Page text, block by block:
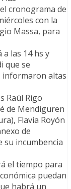
cronograma de
con la
Massa, para
las 14 hs y
que se
informaron altas
Raúl Rigo
de Mendiguren
Flavia Royón
de
su incumbencia
el tiempo para
puedan
habrá un